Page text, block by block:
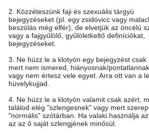
2. Közzéteszünk faji és szexuális tárgyú
bejegyzéseket (pl. egy zsidóvicc vagy
beszólás még elfér), de elvetjük az öncélú
vagy a fajgyűlölő, gyűlöletkeltő definíciókat,
bejegyzéseket.
3. Ne húzz le a klotyón egy bejegyzést csak
mert nem ismered, hiányosnak/
vagy nem értesz vele egyet. Arra ott van a
hüvelykujjad.
4. Ne húzz le a klotyón valamit csak azért,
találod elég "szlengesnek" vagy mert
"normális" szótárban. Ha valaki használja
az az ő saját szlengjének minősül.